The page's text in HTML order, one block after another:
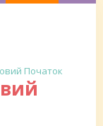
Початок